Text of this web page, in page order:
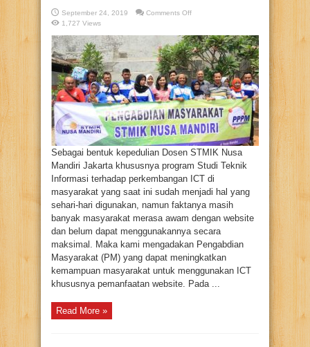
September 24, 2019 Comments Offon
Teknologi
dan
Informasi
oleh
Dosen
STMIK
Nusa
Mandiri
kepada
Komunitas
Fans
Club
Pecinta
Radio
Dangdut
Mersi
93.9FM
1,727 Views
Sebagai bentuk kepedulian Dosen STMIK Nusa
Mandiri Jakarta khususnya program Studi Teknik
Informasi terhadap perkembangan ICT di
masyarakat yang saat ini sudah menjadi hal yang
sehari-hari digunakan, namun faktanya masih
banyak masyarakat merasa awam dengan website
dan belum dapat menggunakannya secara
maksimal. Maka kami mengadakan Pengabdian
Masyarakat (PM) yang dapat meningkatkan
kemampuan masyarakat untuk menggunakan ICT
khususnya pemanfaatan website. Pada ...
Read More »